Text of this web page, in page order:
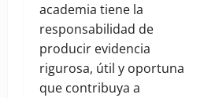
academia tiene la
responsabilidad de
producir evidencia
rigurosa, útil y oportuna
que contribuya a